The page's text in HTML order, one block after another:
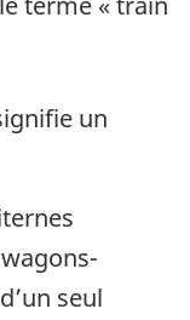
un
seul